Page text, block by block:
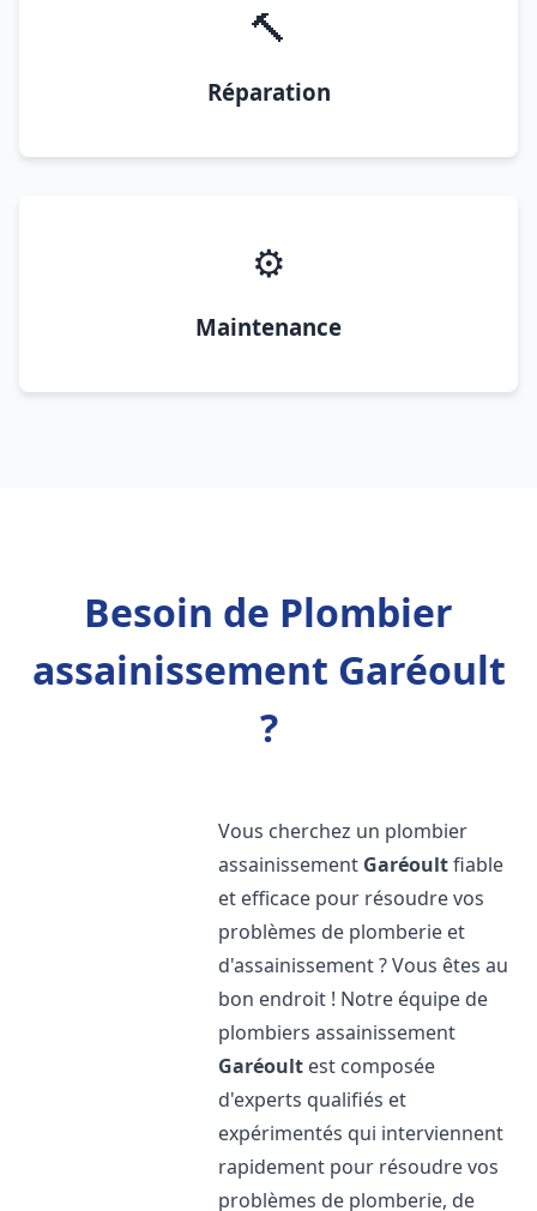
🔨
Réparation
⚙️
Maintenance
Besoin de Plombier
assainissement Garéoult
?
Vous cherchez un plombier
assainissement Garéoultfiable
et efficace pour résoudre vos
problèmes de plomberie et
d'assainissement ? Vous êtes au
bon endroit ! Notre équipe de
plombiers assainissement
Garéoult est composée
d'experts qualifiés et
expérimentés qui interviennent
rapidement pour résoudre vos
problèmes de plomberie, de